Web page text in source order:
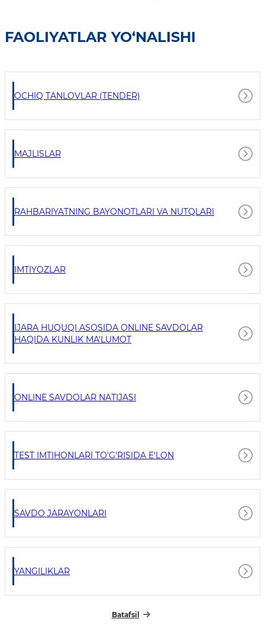
FAOLIYATLAR YO‘NALISHI
OCHIQ TANLOVLAR (TENDER)
MAJLISLAR
RAHBARIYATNING BAYONOTLARI VA NUTQLARI
IMTIYOZLAR
IJARA HUQUQI ASOSIDA ONLINE SAVDOLAR
HAQIDA KUNLIK MA'LUMOT
ONLINE SAVDOLAR NATIJASI
TEST IMTIHONLARI TO'G'RISIDA E'LON
SAVDO JARAYONLARI
YANGILIKLAR
Batafsil